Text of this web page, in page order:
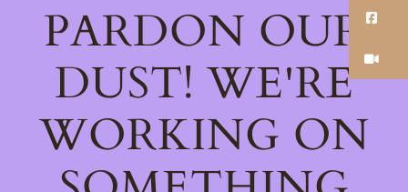
PARDON OUR
DUST! WE'RE
WORKING ON